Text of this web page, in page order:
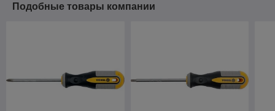
Подобные товары компании